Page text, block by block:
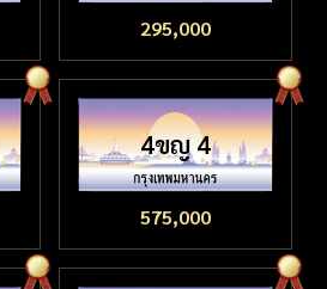
295,000
4ขญ 4
575,000